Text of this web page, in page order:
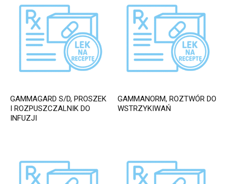
GAMMAGARD S/D, PROSZEK
I ROZPUSZCZALNIK DO
INFUZJI
GAMMANORM, ROZTWÓR DO
WSTRZYKIWAŃ